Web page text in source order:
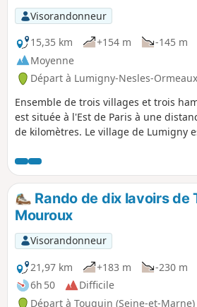
Visorandonneur
15,35 km
+154 m -145 m
Moyenne
Départ à Lumigny-Nesles-
Ensemble de trois villages et trois
est située à l'Est de Paris à une
de kilomètres. Le village de Lumigny
Rando de dix lavoirs de
Mouroux
Visorandonneur
21,97 km
+183 m
-230 m
6h 50
Difficile
Départ à Touquin (Seine-et-Marne)